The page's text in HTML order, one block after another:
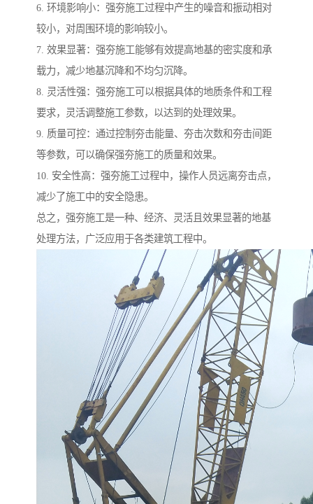
6. 环境影响小：强夯施工过程中产生的噪音和振动相对
较小，对周围环境的影响较小。
7. 效果显著：强夯施工能够有效提高地基的密实度和承
载力，减少地基沉降和不均匀沉降。
8. 灵活性强：强夯施工可以根据具体的地质条件和工程
要求，灵活调整施工参数，以达到的处理效果。
9. 质量可控：通过控制夯击能量、夯击次数和夯击间距
等参数，可以确保强夯施工的质量和效果。
10. 安全性高：强夯施工过程中，操作人员远离夯击点，
减少了施工中的安全隐患。
总之，强夯施工是一种、经济、灵活且效果显著的地基
处理方法，广泛应用于各类建筑工程中。